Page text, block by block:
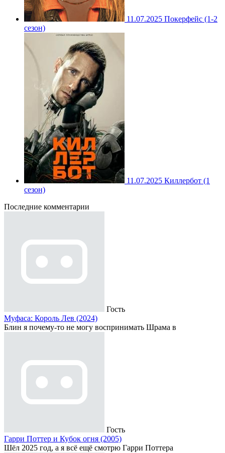
11.07.2025 Покерфейс (1-2
сезон)
11.07.2025 Киллербот (1
сезон)
Последние комментарии
Гость
Муфаса: Король Лев (2024)
Блин я почему-то не могу воспринимать Шрама в
Гость
Гарри Поттер и Кубок огня (2005)
Шёл 2025 год, а я всё ещё смотрю Гарри Поттера